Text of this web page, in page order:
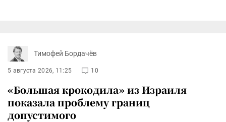
Тимофей Бордачёв
5 августа 2026, 11:25 10
«Большая крокодила» из Израиля
показала проблему границ
допустимого